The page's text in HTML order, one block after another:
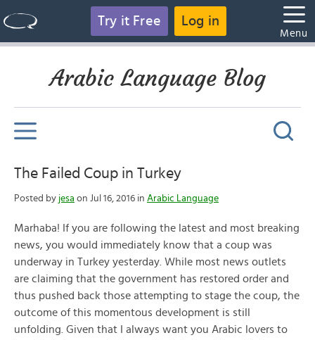
Try it Free Log in
Menu
Arabic Language Blog
The Failed Coup in Turkey
Posted by jesa on Jul 16, 2016 in Arabic Language
Marhaba! If you are following the latest and most breaking
news, you would immediately know that a coup was
underway in Turkey yesterday. While most news outlets
are claiming that the government has restored order and
thus pushed back those attempting to stage the coup, the
outcome of this momentous development is still
unfolding. Given that I always want you Arabic lovers to